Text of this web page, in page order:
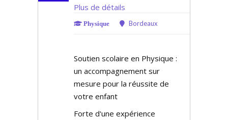
Plus de détails
Physique Bordeaux
Soutien scolaire en Physique :
un accompagnement sur
mesure pour la réussite de
votre enfant
Forte d'une expérience